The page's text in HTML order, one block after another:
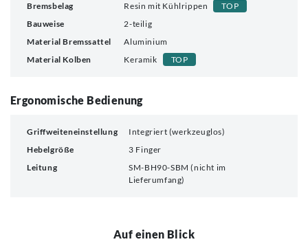
Bremsbelag
Resin mit Kühlrippen
TOP
Bauweise
2-teilig
Material Bremssattel
Aluminium
Material Kolben
Keramik TOP
Ergonomische Bedienung
Griffweiteneinstellung
Integriert (werkzeuglos)
Hebelgröße
3 Finger
Leitung
SM-BH90-SBM (nicht im
Lieferumfang)
Auf einen Blick